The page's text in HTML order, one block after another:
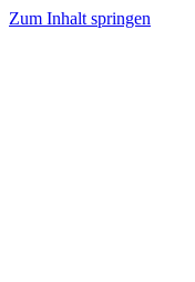
Zum Inhalt springen